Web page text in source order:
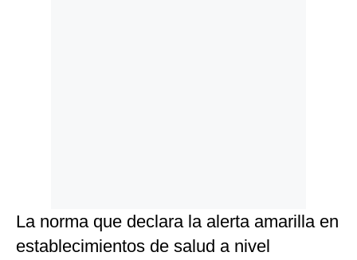
La norma que declara la alerta amarilla en
establecimientos de salud a nivel